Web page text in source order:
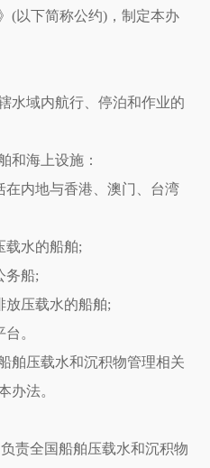
(以下简称公约)，制定本办
域内航行、停泊和作业的
海上设施：
内地与香港、澳门、台湾
水的船舶;
船;
压载水的船舶;
。
压载水和沉积物管理相关
办法。
全国船舶压载水和沉积物